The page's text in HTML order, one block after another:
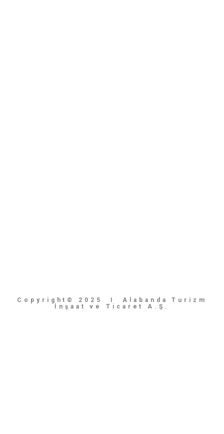
Copyright© 2025 I Alabanda Turizm
İnşaat ve Ticaret A.Ş.